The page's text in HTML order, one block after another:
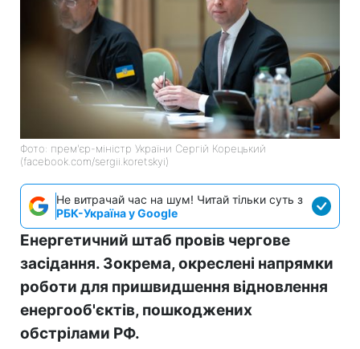
Фото: прем'єр-міністр України Сергій Корецький
(facebook.com/sergii.koretskyi)
Не витрачай час на шум! Читай тільки суть з
РБК-Україна у Google
Енергетичний штаб провів чергове
засідання. Зокрема, окреслені напрямки
роботи для пришвидшення відновлення
енергооб'єктів, пошкоджених
обстрілами РФ.